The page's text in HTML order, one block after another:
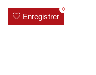
Enregistrer
0